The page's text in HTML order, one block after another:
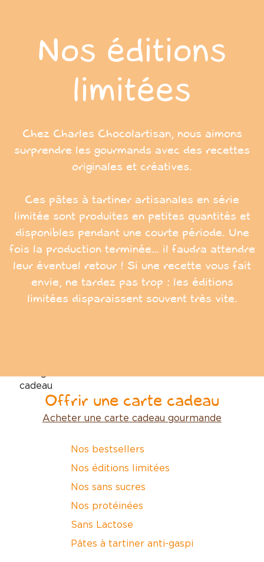
Nos éditions
limitées
Chez Charles Chocolartisan, nous aimons
surprendre les gourmands avec des recettes
originales et créatives.
Ces pâtes à tartiner artisanales en série
limitée sont produites en petites quantités et
disponibles pendant une courte période. Une
fois la production terminée… il faudra attendre
leur éventuel retour ! Si une recette vous fait
envie, ne tardez pas trop : les éditions
limitées disparaissent souvent très vite.
Nos bestsellers
Nos éditions limitées
Nos sans sucres
Nos protéinées
Sans Lactose
Pâtes à tartiner anti-gaspi
Offrir une carte cadeau
Acheter une carte cadeau gourmande